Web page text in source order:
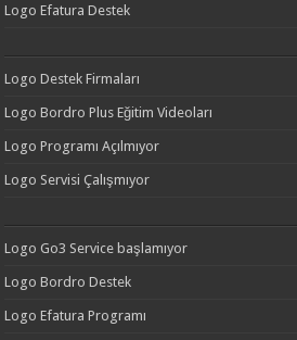
Logo Efatura Destek
Logo Destek Firmaları
Logo Bordro Plus Eğitim Videoları
Logo Programı Açılmıyor
Logo Servisi Çalışmıyor
Logo Go3 Service başlamıyor
Logo Bordro Destek
Logo Efatura Programı